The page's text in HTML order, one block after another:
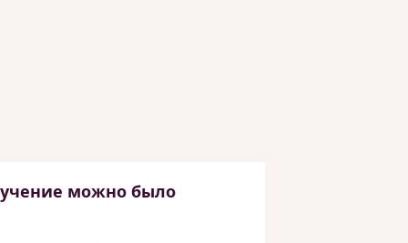
можно было